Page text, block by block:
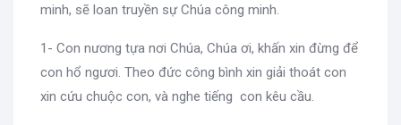
minh, sẽ loan truyền sự Chúa công minh.
1- Con nương tựa nơi Chúa, Chúa ơi, khấn xin đừng để
con hổ ngươi. Theo đức công bình xin giải thoát con
xin cứu chuộc con, và nghe tiếng con kêu cầu.